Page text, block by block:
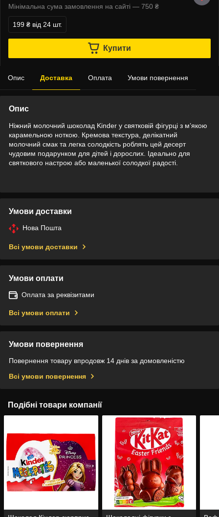
Мінімальна сума замовлення на сайті — 750 ₴
199 ₴ від 24 шт.
Купити
Опис Доставка Оплата Умови повернення
Опис
Ніжний молочний шоколад Kinder у святковій фігурці з м’якою
карамельною ноткою. Кремова текстура, делікатний
молочний смак та легка солодкість роблять цей десерт
чудовим подарунком для дітей і дорослих. Ідеально для
святкового настрою або маленької солодкої радості.
Умови доставки
Нова Пошта
Всі умови доставки
Умови оплати
Оплата за реквізитами
Всі умови оплати
Умови повернення
Повернення товару впродовж 14 днів за домовленістю
Всі умови повернення
Подібні товари компанії